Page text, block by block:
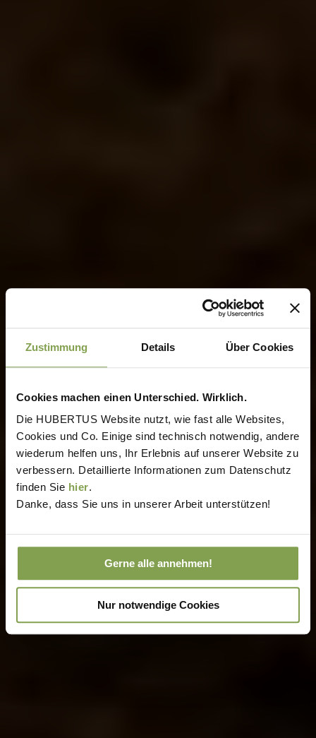
Zustimmung Details Über Cookies
Cookies machen einen Unterschied. Wirklich.
Die HUBERTUS Website nutzt, wie fast alle Websites,
Cookies und Co. Einige sind technisch notwendig, andere
wiederum helfen uns, Ihr Erlebnis auf unserer Website zu
verbessern. Detaillierte Informationen zum Datenschutz
finden Sie hier.
Danke, dass Sie uns in unserer Arbeit unterstützen!
Gerne alle annehmen!
Nur notwendige Cookies